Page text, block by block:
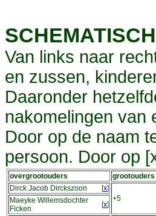
Van links naar
en zussen,
Daaronder
nakomelingen van
Door op de naam
persoon. Door op
overgrootouders grootouders
Dirck Jacob Dirckszoon
[x]
+5
Maeyke Willemsdochter
Ficken
[x]